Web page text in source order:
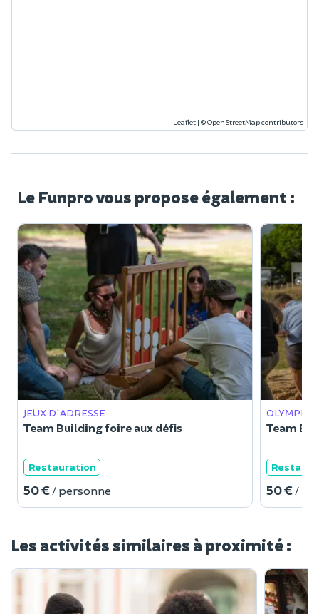
Leaflet | ©OpenStreetMapcontributors
Le Funpro vous propose également :
JEUX D'ADRESSE
Team Building foire aux défis
Restauration
50 € / personne
Team
50 € /
Les activités similaires à proximité :